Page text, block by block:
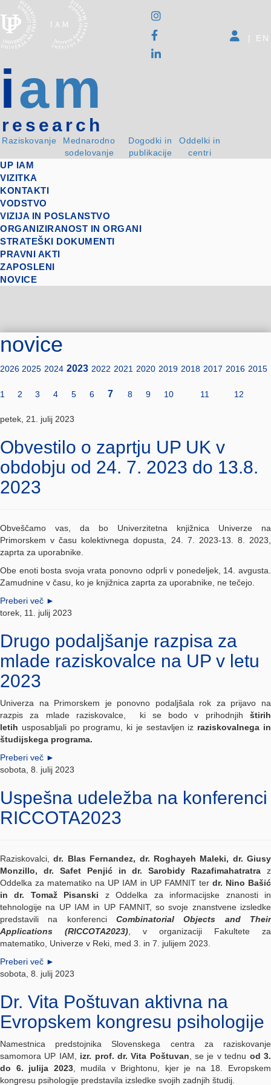
iam
research
Raziskovanje
Mednarodno
sodelovanje
Dogodki in
publikacije
Oddelki in
centri
| EN
UP IAM
VIZITKA
KONTAKTI
VODSTVO
VIZIJA IN POSLANSTVO
ORGANIZIRANOST IN ORGANI
STRATEŠKI DOKUMENTI
PRAVNI AKTI
ZAPOSLENI
NOVICE
novice
2026 2025 2024 2023 2022 2021 2020 2019 2018 2017 2016 2015
1 2 3 4 5 6 7 8 9 10 11 12
petek, 21. julij 2023
Obvestilo o zaprtju UP UK v
obdobju od 24. 7. 2023 do 13.8.
2023
Obveščamo vas, da bo Univerzitetna knjižnica Univerze na
Primorskem v času kolektivnega dopusta, 24. 7. 2023-13. 8. 2023,
zaprta za uporabnike.
Obe enoti bosta svoja vrata ponovno odprli v ponedeljek, 14. avgusta.
Zamudnine v času, ko je knjižnica zaprta za uporabnike, ne tečejo.
Preberi več ►
torek, 11. julij 2023
Drugo podaljšanje razpisa za
mlade raziskovalce na UP v letu
2023
Univerza na Primorskem je ponovno podaljšala rok za prijavo na
razpis za mlade raziskovalce, ki se bodo v prihodnjih štirih
letih usposabljali po programu, ki je sestavljen iz raziskovalnega in
študijskega programa.
Preberi več ►
sobota, 8. julij 2023
Uspešna udeležba na konferenci
RICCOTA2023
Raziskovalci,dr. Blas Fernandez, dr. Roghayeh Maleki, dr. Giusy
Monzillo, dr. Safet Penjić in dr. Sarobidy Razafimahatratra z
Oddelka za matematiko na UP IAM in UP FAMNIT ter dr. Nino Bašić
in dr. Tomaž Pisanski z Oddelka za informacijske znanosti in
tehnologije na UP IAM in UP FAMNIT, so svoje znanstvene izsledke
predstavili na konferenci Combinatorial Objects and Their
Applications (RICCOTA2023) , v organizaciji Fakultete za
matematiko, Univerze v Reki, med 3. in 7. julijem 2023.
Preberi več ►
sobota, 8. julij 2023
Dr. Vita Poštuvan aktivna na
Evropskem kongresu psihologije
Namestnica predstojnika Slovenskega centra za raziskovanje
samomora UP IAM, izr. prof. dr. Vita Poštuvan , se je v tednu od 3.
do 6. julija 2023, mudila v Brightonu, kjer je na 18. Evropskem
kongresu psihologije predstavila izsledke svojih zadnjih študij.